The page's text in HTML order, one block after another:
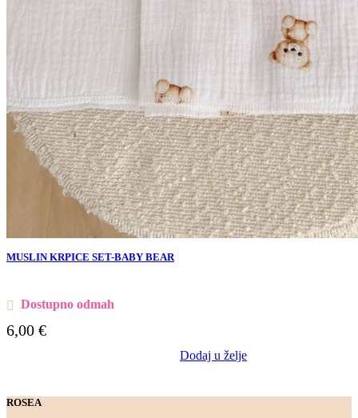
MUSLIN KRPICE SET-BABY BEAR
Dostupno odmah
6,00 €
Dodaj u želje
ROSEA